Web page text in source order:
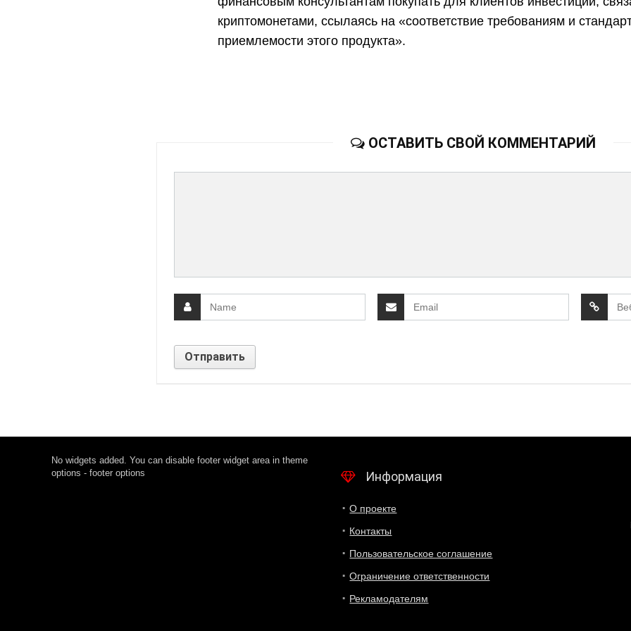
криптомонетами, ссылаясь на «соответствие требованиям и
приемлемости этого продукта».
ОСТАВИТЬ СВОЙ КОММЕНТАРИЙ
No widgets added. You can disable footer widget area in theme
options - footer options
Информация
О проекте
Контакты
Пользовательское соглашение
Ограничение ответственности
Рекламодателям